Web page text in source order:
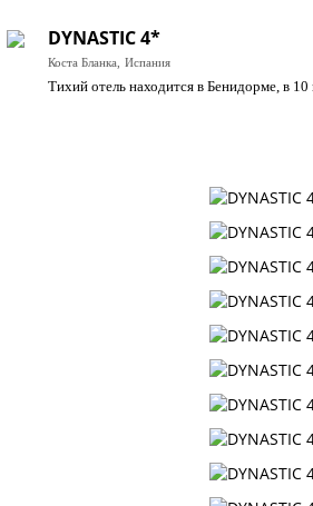
DYNASTIC 4*
Коста Бланка, Испания
Тихий отель находится в Бенидорме, в